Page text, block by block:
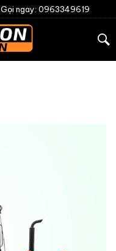
Gọi ngay: 0963349619